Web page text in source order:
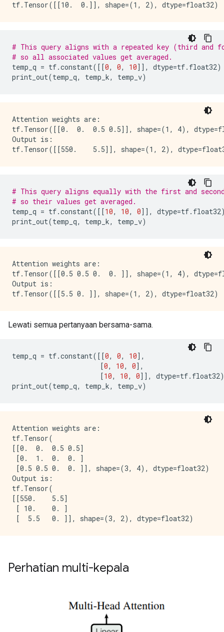
# This query aligns with a repeated key (third and
# so all associated values get averaged.
temp_q = tf.constant([[0, 0, 10]], dtype=tf. float32)
print_out(temp_q, temp_k, temp_v)
Attention weights are:
tf.Tensor([[0.  0.  0.5 0.5]], shape=(1, 4),
Output is:
# This query aligns equally with the first and
# so their values get averaged.
temp_q = tf.constant([[10, 10, 0]], dtype=tf. float32
print_out(temp_q, temp_k, temp_v)
Attention weights are:
tf.Tensor([[0.5 0.5 0.  0. ]], shape=(1, 4),
Output is:
Lewati semua pertanyaan bersama-sama.
temp_q = tf.constant([[0, 0, 10],
[0, 10, 0],
[10, 10, 0]], dtype=tf. float32)
print_out(temp_q, temp_k, temp_v)
Attention weights are:
tf.Tensor(
[[0.  0.  0.5 0.5]
[0.  1.  0.  0. ]
[0.5 0.5 0.  0. ]], shape=(3, 4), dtype=float32)
Output is:
tf.Tensor(
[[550.    5.5]
[ 10.    0. ]
Perhatian multi-kepala